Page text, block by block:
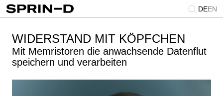
DEEN
WIDERSTAND MIT KÖPFCHEN
Mit Memristoren die anwachsende Datenflut
speichern und verarbeiten